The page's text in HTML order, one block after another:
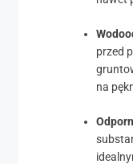
przed
na